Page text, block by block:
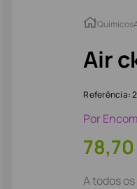
Químicos
Air
Referência:
Por
78,70
A todos